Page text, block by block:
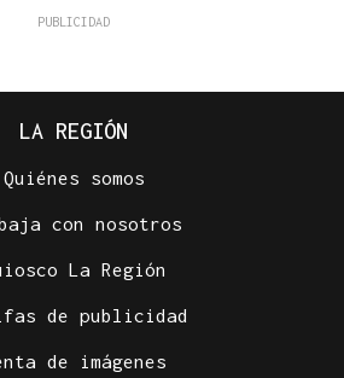
LA REGIÓN
Quiénes somos
con nosotros
La Región
de publicidad
de imágenes